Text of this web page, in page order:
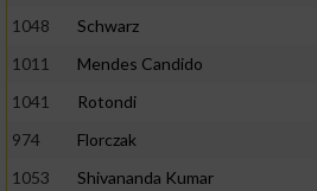
1048
Schwarz
1011
Mendes Candido
1041
Rotondi
974
Florczak
1053
Shivananda Kumar